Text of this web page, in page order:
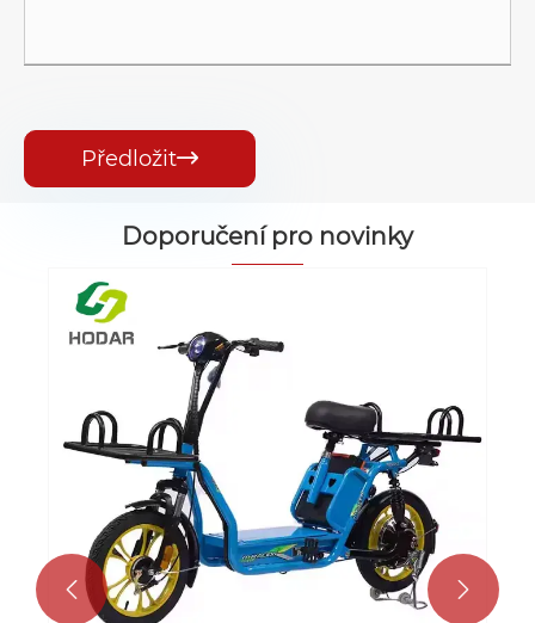
Předložit
Doporučení pro novinky
 